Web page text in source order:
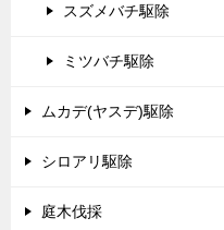
スズメバチ駆除
ミツバチ駆除
ムカデ(ヤスデ)駆除
シロアリ駆除
庭木伐採